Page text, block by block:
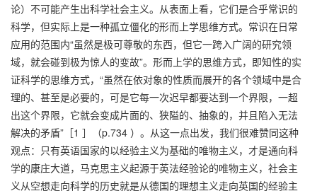
论）不可能产生出科学社会主义。从表面上看，它们是合乎常识的
科学，但实际上是一种孤立僵化的形而上学思维方式。常识在日常
应用的范围内“虽然是极可尊敬的东西，但它一跨入广阔的研究领
域，就会碰到极为惊人的变故”。形而上学的思维方式，即知性的实
证科学的思维方式，“虽然在依对象的性质而展开的各个领域中是合
理的、甚至是必要的，可是它每一次迟早都要达到一个界限，一超
出这个界限，它就会变成片面的、狭隘的、抽象的，并且陷入无法
解决的矛盾”［1 ］（p.734 ）。从这一点出发，我们很难赞同这种
观点：只有英语国家的以经验主义为基础的唯物主义，才是通向科
学的康庄大道，马克思主义起源于英法经验论的唯物主义，社会主
义从空想走向科学的历史就是从德国的理想主义走向英国的经验主